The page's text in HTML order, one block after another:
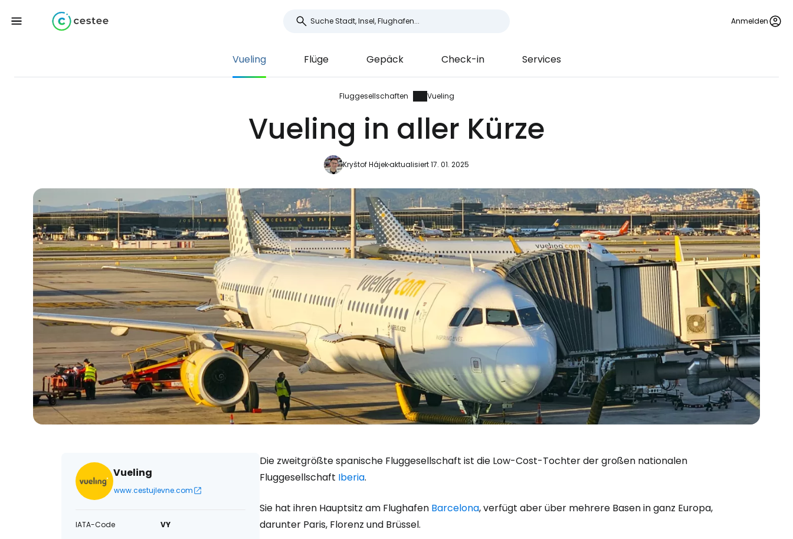
Anmelden
Vueling Flüge Gepäck Check-in Services
Fluggesellschaften Vueling
Vueling in aller Kürze
Kryštof Hájekaktualisiert 17. 01. 2025
Vueling
www.cestujlevne.com
IATA-Code
VY
Die zweitgrößte spanische Fluggesellschaft ist die Low-Cost-Tochter der großen nationalen
Fluggesellschaft Iberia.
Sie hat ihren Hauptsitz am Flughafen Barcelona, verfügt aber über mehrere Basen in ganz Europa,
darunter Paris, Florenz und Brüssel.